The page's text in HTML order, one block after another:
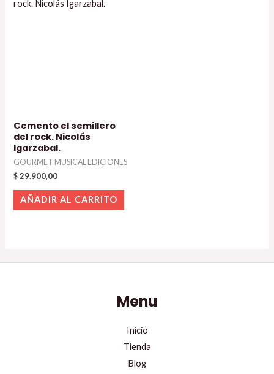
Cemento el semillero
del rock. Nicolás
Igarzabal.
GOURMET MUSICAL EDICIONES
$29.900,00
AÑADIR AL CARRITO
Menu
Inicio
Tienda
Blog